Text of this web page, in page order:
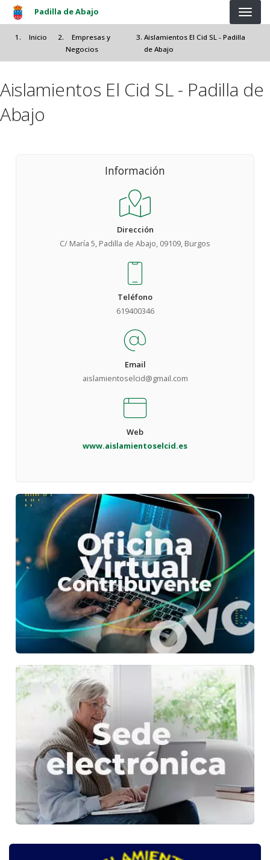
Pasar al contenido principal
Padilla de Abajo
Inicio
Empresas y
Negocios
Aislamientos El Cid SL - Padilla
de Abajo
Aislamientos El Cid SL - Padilla de
Abajo
Información
Dirección
C/ María 5, Padilla de Abajo, 09109, Burgos
Teléfono
619400346
Email
aislamientoselcid@gmail.com
Web
www.aislamientoselcid.es